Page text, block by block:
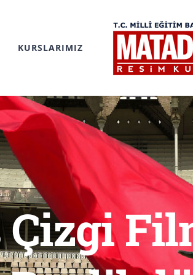
KURSLARIMIZ
Çizgi